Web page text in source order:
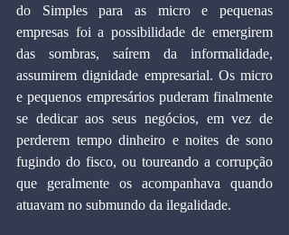
do Simples para as micro e pequenas
empresas foi a possibilidade de emergirem
das sombras, saírem da informalidade,
assumirem dignidade empresarial. Os micro
e pequenos empresários puderam finalmente
se dedicar aos seus negócios, em vez de
perderem tempo dinheiro e noites de sono
fugindo do fisco, ou toureando a corrupção
que geralmente os acompanhava quando
atuavam no submundo da ilegalidade.